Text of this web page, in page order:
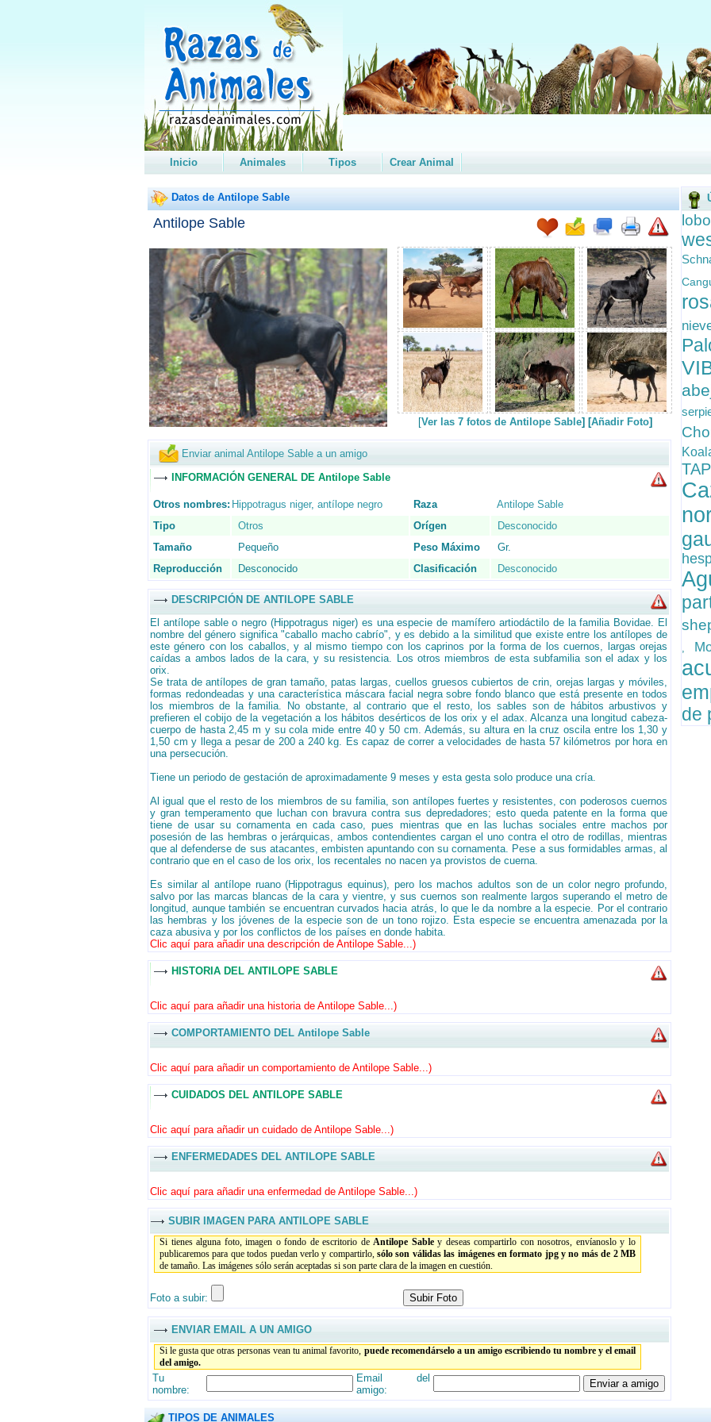
Inicio Animales Tipos Crear Animal
Datos de Antilope Sable
Antilope Sable
[Ver las 7 fotos de Antilope Sable] [Añadir Foto]
Enviar animal Antilope Sable a un amigo
INFORMACIÓN GENERAL DE Antilope Sable
Otros nombres: Hippotragus niger, antílope negro Raza
Antilope Sable
Tipo
Otros Orígen
Desconocido
Tamaño
Pequeño Peso Máximo
Gr.
Reproducción
Desconocido Clasificación Desconocido
DESCRIPCIÓN DE ANTILOPE SABLE
El antílope sable o negro (Hippotragus niger) es una especie de mamífero artiodáctilo de la familia Bovidae. El
nombre del género significa "caballo macho cabrío", y es debido a la similitud que existe entre los antílopes de
este género con los caballos, y al mismo tiempo con los caprinos por la forma de los cuernos, largas orejas
caídas a ambos lados de la cara, y su resistencia. Los otros miembros de esta subfamilia son el adax y los
orix.
Se trata de antílopes de gran tamaño, patas largas, cuellos gruesos cubiertos de crin, orejas largas y móviles,
formas redondeadas y una característica máscara facial negra sobre fondo blanco que está presente en todos
los miembros de la familia. No obstante, al contrario que el resto, los sables son de hábitos arbustivos y
prefieren el cobijo de la vegetación a los hábitos desérticos de los orix y el adax. Alcanza una longitud cabeza-
cuerpo de hasta 2,45 m y su cola mide entre 40 y 50 cm. Además, su altura en la cruz oscila entre los 1,30 y
1,50 cm y llega a pesar de 200 a 240 kg. Es capaz de correr a velocidades de hasta 57 kilómetros por hora en
una persecución.
Tiene un periodo de gestación de aproximadamente 9 meses y esta gesta solo produce una cría.
Al igual que el resto de los miembros de su familia, son antílopes fuertes y resistentes, con poderosos cuernos
y gran temperamento que luchan con bravura contra sus depredadores; esto queda patente en la forma que
tiene de usar su cornamenta en cada caso, pues mientras que en las luchas sociales entre machos por
posesión de las hembras o jerárquicas, ambos contendientes cargan el uno contra el otro de rodillas, mientras
que al defenderse de sus atacantes, embisten apuntando con su cornamenta. Pese a sus formidables armas, al
contrario que en el caso de los orix, los recentales no nacen ya provistos de cuerna.
Es similar al antílope ruano (Hippotragus equinus), pero los machos adultos son de un color negro profundo,
salvo por las marcas blancas de la cara y vientre, y sus cuernos son realmente largos superando el metro de
longitud, aunque también se encuentran curvados hacia atrás, lo que le da nombre a la especie. Por el contrario
las hembras y los jóvenes de la especie son de un tono rojizo. Esta especie se encuentra amenazada por la
caza abusiva y por los conflictos de los países en donde habita.
Clic aquí para añadir una descripción de Antilope Sable...)
HISTORIA DEL ANTILOPE SABLE
Clic aquí para añadir una historia de Antilope Sable...)
COMPORTAMIENTO DEL Antilope Sable
Clic aquí para añadir un comportamiento de Antilope Sable...)
CUIDADOS DEL ANTILOPE SABLE
Clic aquí para añadir un cuidado de Antilope Sable...)
ENFERMEDADES DEL ANTILOPE SABLE
Clic aquí para añadir una enfermedad de Antilope Sable...)
SUBIR IMAGEN PARA ANTILOPE SABLE
Si tienes alguna foto, imagen o fondo de escritorio deAntilope Sabley deseas compartirlo con nosotros, envíanoslo y lo
publicaremos para que todos puedan verlo y compartirlo,sólo son válidas las imágenes en formato jpg y no más de 2 MB
de tamaño. Las imágenes sólo serán aceptadas si son parte clara de la imagen en cuestión.
Foto a subir:
ENVIAR EMAIL A UN AMIGO
Si le gusta que otras personas vean tu animal favorito, puede recomendárselo a un amigo escribiendo tu nombre y el email
del amigo.
Tu
nombre:
Email del
amigo:
,
de
TIPOS DE ANIMALES